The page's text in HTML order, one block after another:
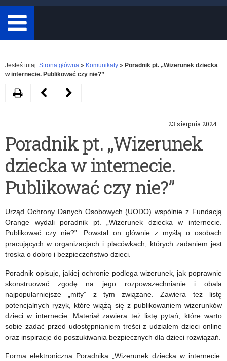
minimum
3
znaki.
Rozwiń
Jesteś tutaj: Strona główna » Komunikaty » Poradnik pt. „Wizerunek dziecka
w internecie. Publikować czy nie?”
23 sierpnia 2024
Poradnik pt. „Wizerunek
dziecka w internecie.
Publikować czy nie?”
Urząd Ochrony Danych Osobowych (UODO) wspólnie z Fundacją
Orange wydali poradnik pt. „Wizerunek dziecka w internecie.
Publikować czy nie?”. Powstał on głównie z myślą o osobach
pracujących w organizacjach i placówkach, których zadaniem jest
troska o dobro i bezpieczeństwo dzieci.
Poradnik opisuje, jakiej ochronie podlega wizerunek, jak poprawnie
skonstruować zgodę na jego rozpowszechnianie i obala
najpopularniejsze „mity” z tym związane. Zawiera też listę
potencjalnych ryzyk, które wiążą się z publikowaniem wizerunków
dzieci w internecie. Materiał zawiera też listę pytań, które warto
sobie zadać przed udostępnianiem treści z udziałem dzieci online
oraz inspiracje do poszukiwania bezpiecznych dla dzieci rozwiązań.
Forma elektroniczna Poradnika „Wizerunek dziecka w internecie.
DrukujNastępny
dla
nauczycieli
w
Państwowym
Muzeum
na
Majdanku
Poprzedni
„Klimatyczny
Człowiek